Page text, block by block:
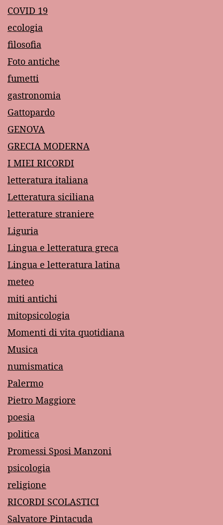
COVID 19
ecologia
filosofia
Foto antiche
fumetti
gastronomia
Gattopardo
GENOVA
GRECIA MODERNA
I MIEI RICORDI
letteratura italiana
Letteratura siciliana
letterature straniere
Liguria
Lingua e letteratura greca
Lingua e letteratura latina
meteo
miti antichi
mitopsicologia
Momenti di vita quotidiana
Musica
numismatica
Palermo
Pietro Maggiore
poesia
politica
Promessi Sposi Manzoni
psicologia
religione
RICORDI SCOLASTICI
Salvatore Pintacuda